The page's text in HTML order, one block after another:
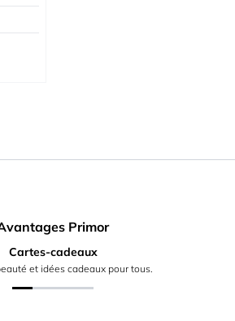
Primor
Cartes-cadeaux
et idées cadeaux pour tous.